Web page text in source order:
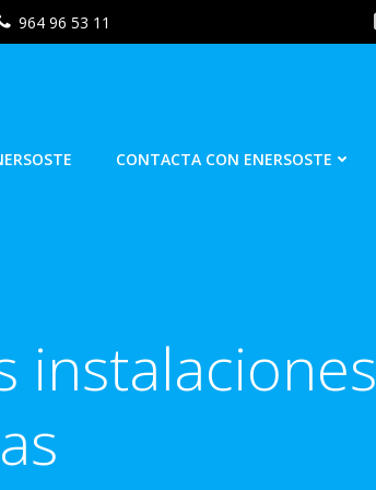
964 96 53 11
CONTACTA CON ENERSOSTE
instalaciones